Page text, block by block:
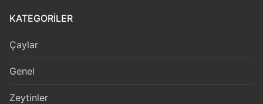
KATEGORILER
Çaylar
Genel
Zeytinler